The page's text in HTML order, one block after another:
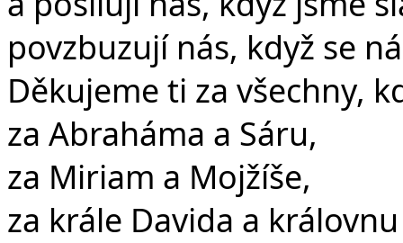
povzbuzují nás, když se
Děkujeme ti za všechny,
za Abraháma a Sáru,
za Miriam a Mojžíše,
za krále Davida a královnu